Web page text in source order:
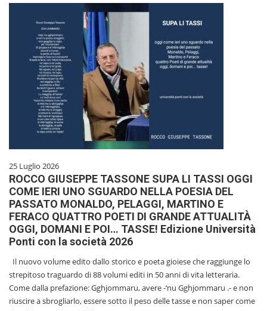
25 Luglio 2026
ROCCO GIUSEPPE TASSONE SUPA LI TASSI OGGI
COME IERI UNO SGUARDO NELLA POESIA DEL
PASSATO MONALDO, PELAGGI, MARTINO E
FERACO QUATTRO POETI DI GRANDE ATTUALITÀ
OGGI, DOMANI E POI… TASSE! Edizione Università
Ponti con la società 2026
Il nuovo volume edito dallo storico e poeta gioiese che raggiunge lo
strepitoso traguardo di 88 volumi editi in 50 anni di vita letteraria.
Come dalla prefazione: Gghjommaru, avere -‘nu Gghjommaru .- e non
riuscire a sbrogliarlo, essere sotto il peso delle tasse e non saper come